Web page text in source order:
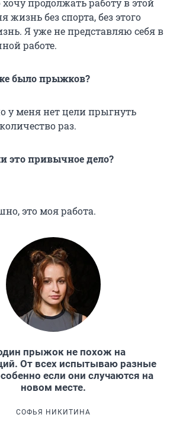
продолжать работу в этой
жизнь без спорта, без этого
Я уже не представляю себя в
работе.
было прыжков?
у меня нет цели прыгнуть
раз.
это привычное дело?
это моя работа.
прыжок не похож на
От всех испытываю разные
если они случаются на
новом месте.
СОФЬЯ НИКИТИНА